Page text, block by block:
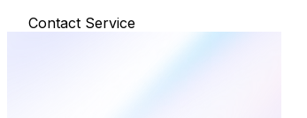
Contact Service